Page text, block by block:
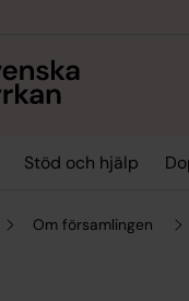
Stöd och hjälp
Om församlingen